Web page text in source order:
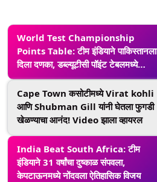
World Test Championship
Points Table: टीम इंडियाने पाकिस्तानला
दिला दणका, डब्ल्यूटीसी पॉइंट टेबलमध्ये
घेतली पहिल्या स्थानी मोठी झेप
Cape Town कसोटीमध्ये Virat kohli
आणि Shubman Gill यांनी घेतला फुगडी
खेळण्याचा आनंद! Video झाला व्हायरल
India Beat South Africa: टीम
इंडियाने 31 वर्षांचा दुष्काळ संपवला,
केपटाऊनमध्ये नोंदवला ऐतिहासिक विजय